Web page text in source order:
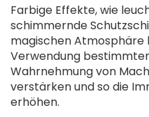
Farbige Effekte, wie
schimmernde
magischen Atmosphäre
Verwendung
Wahrnehmung von
verstärken und so die
erhöhen.